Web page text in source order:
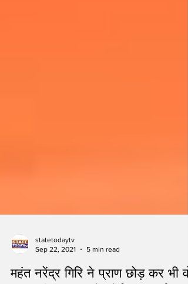
Sep 22, 2021
5 min read